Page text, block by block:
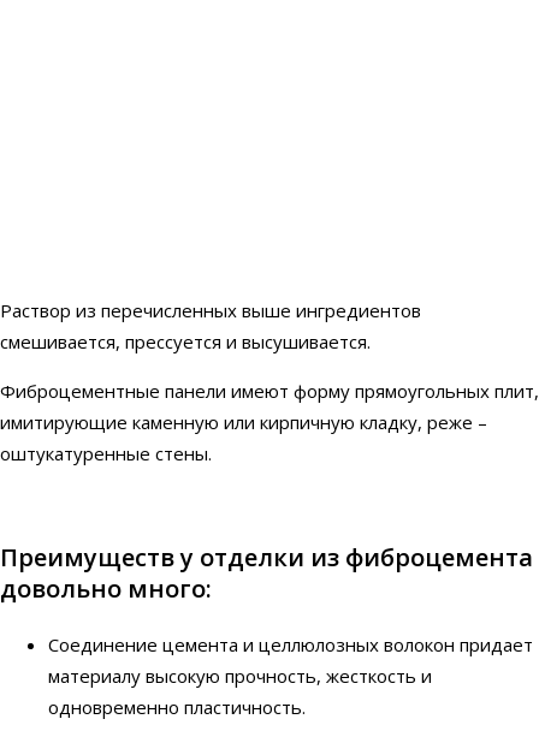
Раствор из перечисленных выше ингредиентов
смешивается, прессуется и высушивается.
Фиброцементные панели имеют форму прямоугольных плит,
имитирующие каменную или кирпичную кладку, реже –
оштукатуренные стены.
Преимуществ у отделки из фиброцемента
довольно много:
Соединение цемента и целлюлозных волокон придает
материалу высокую прочность, жесткость и
одновременно пластичность.